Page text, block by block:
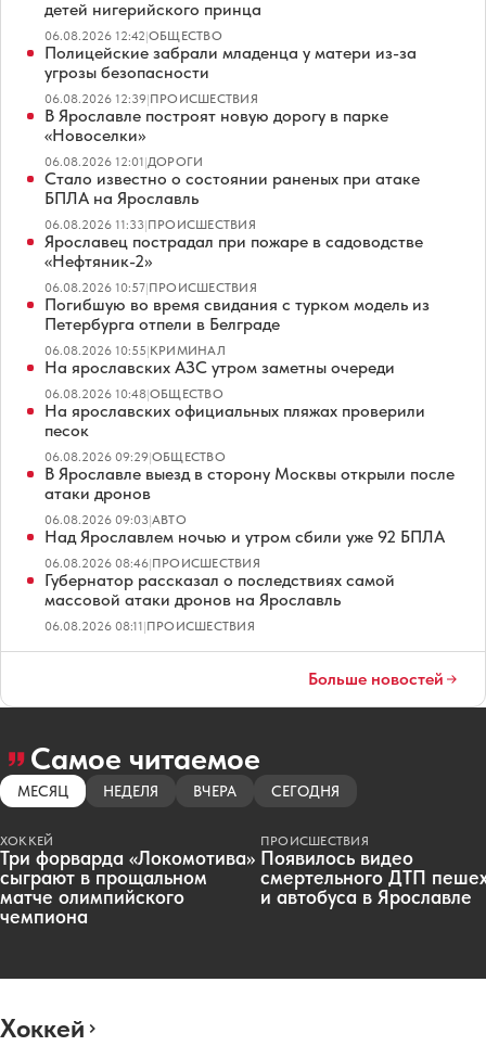
детей нигерийского принца
06.08.2026 12:42|ОБЩЕСТВО
Полицейские забрали младенца у матери из-за
угрозы безопасности
06.08.2026 12:39|ПРОИСШЕСТВИЯ
В Ярославле построят новую дорогу в парке
«Новоселки»
06.08.2026 12:01|ДОРОГИ
Стало известно о состоянии раненых при атаке
БПЛА на Ярославль
06.08.2026 11:33|ПРОИСШЕСТВИЯ
Ярославец пострадал при пожаре в садоводстве
«Нефтяник-2»
06.08.2026 10:57|ПРОИСШЕСТВИЯ
Погибшую во время свидания с турком модель из
Петербурга отпели в Белграде
06.08.2026 10:55|КРИМИНАЛ
На ярославских АЗС утром заметны очереди
06.08.2026 10:48|ОБЩЕСТВО
На ярославских официальных пляжах проверили
песок
06.08.2026 09:29|ОБЩЕСТВО
В Ярославле выезд в сторону Москвы открыли после
атаки дронов
06.08.2026 09:03|АВТО
Над Ярославлем ночью и утром сбили уже 92 БПЛА
06.08.2026 08:46|ПРОИСШЕСТВИЯ
Губернатор рассказал о последствиях самой
массовой атаки дронов на Ярославль
06.08.2026 08:11|ПРОИСШЕСТВИЯ
Больше новостей
Самое читаемое
МЕСЯЦ НЕДЕЛЯ ВЧЕРА СЕГОДНЯ
ХОККЕЙ
Три форварда «Локомотива»
сыграют в прощальном
матче олимпийского
чемпиона
ПРОИСШЕСТВИЯ
Появилось видео
смертельного ДТП
и автобуса в Ярославле
Хоккей